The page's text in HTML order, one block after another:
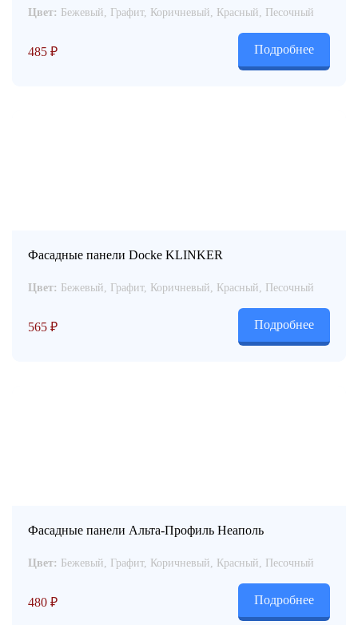
Цвет: Бежевый, Графит, Коричневый, Красный, Песочный
485 ₽ Подробнее
Фасадные панели Docke KLINKER
Цвет: Бежевый, Графит, Коричневый, Красный, Песочный
565 ₽ Подробнее
Фасадные панели Альта-Профиль Неаполь
Цвет: Бежевый, Графит, Коричневый, Красный, Песочный
480 ₽ Подробнее